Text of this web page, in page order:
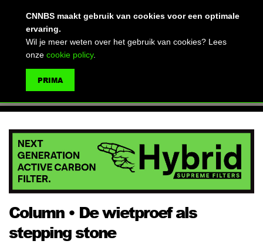
Column • De wietproef als
stepping stone
CNNBS maakt gebruik van cookies voor een optimale
ervaring.
Wil je meer weten over het gebruik van cookies? Lees
onze cookie policy.
PRIMA